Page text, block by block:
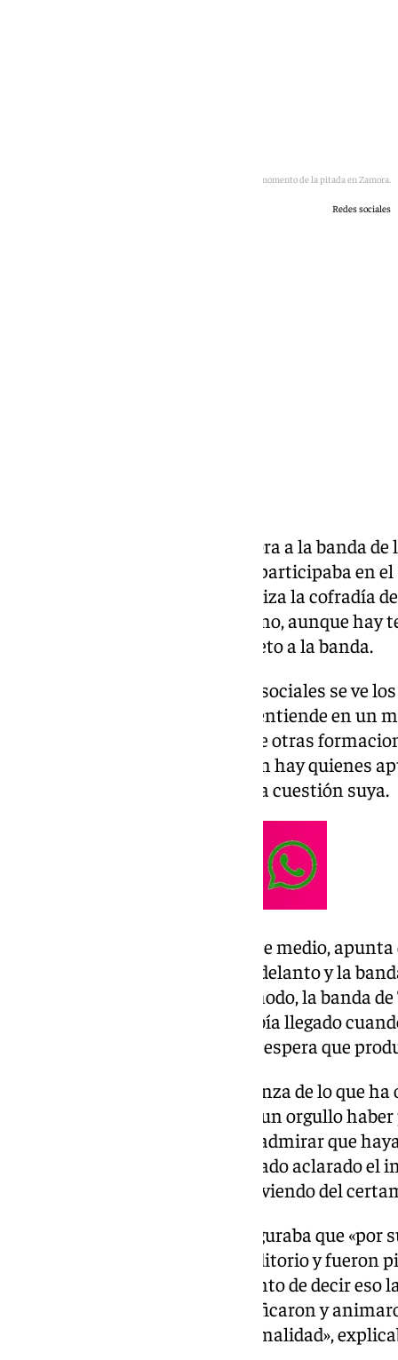
El momento de la pitada en Zamora.
Redes sociales
¿A qué vino una pitada en Zamora a la banda
corporación musical de Sevilla participaba en
Cornetas y Tambores que organiza la cofradía
retrasó unos minutos en su turno, aunque hay
bochorno por esta falta de respeto a la banda.
En un vídeo aparecido en redes sociales se ve
escucha un abucheo que no se entiende en un
aseguran que fueron músicos de otras
por llegar tarde, aunque también hay quienes
que en caso de ser así no fue una cuestión suya.
Un testimonio recabado por este medio,
castellana iba con un poco de adelanto y la
alrededor de las 22.45. De este modo, la banda
su pase a las 23.00 y aún no había llegado
se produjo un cuarto de hora de espera que
«Como zamorano siento vergüenza de lo que
injustificables. Sin embargo, es un orgullo
que es Tres Caídas por aquí. De admirar que
también. Espero que haya quedado aclarado el
personas que estaba en la calle viendo del
Asimismo, otro espectador aseguraba que «por
pitidos no representaban al auditorio y fueron
apoyamos para nada. Al momento de decir eso
enseguida los que pitaban rectificaron y
concierto se desarrolló con normalidad»,